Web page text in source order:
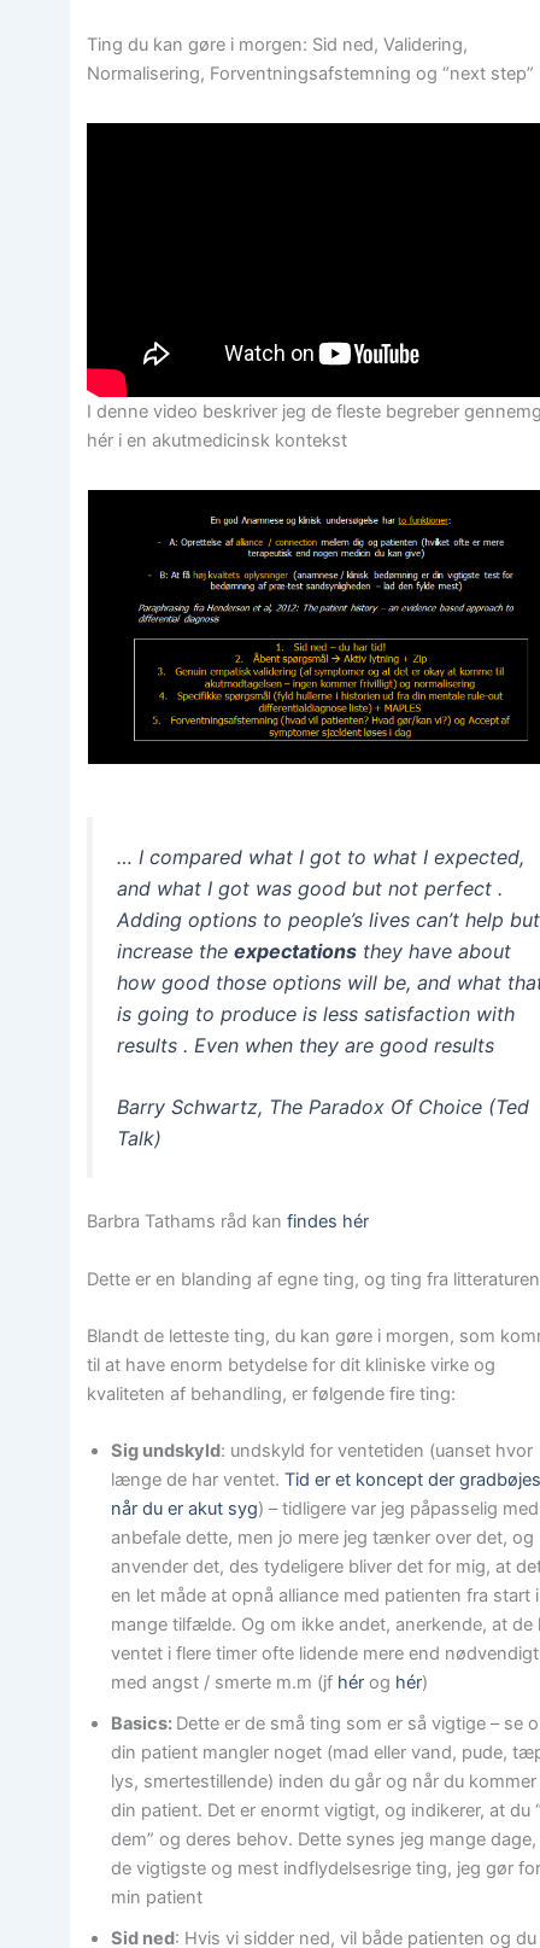
Ting du kan gøre i morgen: Sid ned, Validering,
Normalisering, Forventningsafstemning og “next step”
I denne video beskriver jeg de fleste begreber
hér i en akutmedicinsk kontekst
… I compared what I got to what I expected,
and what I got was good but not perfect .
Adding options to people’s lives can’t help but
increase theexpectations they have about
how good those options will be, and what
is going to produce is less satisfaction with
results . Even when they are good results
Barry Schwartz, The Paradox Of Choice (Ted
Talk)
Barbra Tathams råd kanfindes hér
Dette er en blanding af egne ting, og ting fra
Blandt de letteste ting, du kan gøre i morgen, som
til at have enorm betydelse for dit kliniske virke og
kvaliteten af behandling, er følgende fire ting:
Sig undskyld: undskyld for ventetiden (uanset hvor
længe de har ventet.Tid er et koncept der
når du er akut syg) – tidligere var jeg påpasselig
anbefale dette, men jo mere jeg tænker over det, og
anvender det, des tydeligere bliver det for mig, at
en let måde at opnå alliance med patienten fra start i
mange tilfælde. Og om ikke andet, anerkende, at de
ventet i flere timer ofte lidende mere end nødvendigt
med angst / smerte m.m (jf hér og hér)
Basics: Dette er de små ting som er så vigtige – se
din patient mangler noget (mad eller vand, pude,
lys, smertestillende) inden du går og når du
din patient. Det er enormt vigtigt, og indikerer, at du
dem” og deres behov. Dette synes jeg mange dage,
de vigtigste og mest indflydelsesrige ting, jeg gør
min patient
Sid ned: Hvis vi sidder ned, vil både patienten og du